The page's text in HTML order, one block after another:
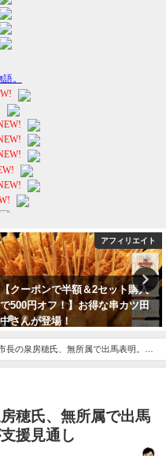
芸能・エンタメ
【文春砲】有愛きいを精神的に追
い詰めた上級生4人って誰？組
長・番長の姪・男のトップ、悪魔
は違うの？
長の泉房穂氏、無所属で出馬表明。立
穂氏、無所属で出馬
援見通し